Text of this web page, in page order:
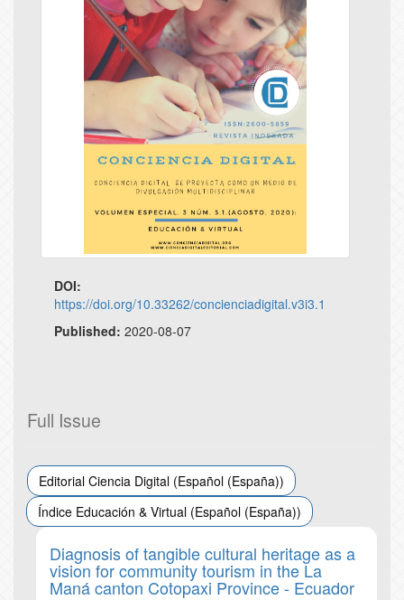
DOI:
https://doi.org/10.33262/concienciadigital.v3i3.1
Published: 2020-08-07
Full Issue
Editorial Ciencia Digital (Español (España))
Índice Educación & Virtual (Español (España))
Diagnosis of tangible cultural heritage as a
vision for community tourism in the La
Maná canton Cotopaxi Province - Ecuador